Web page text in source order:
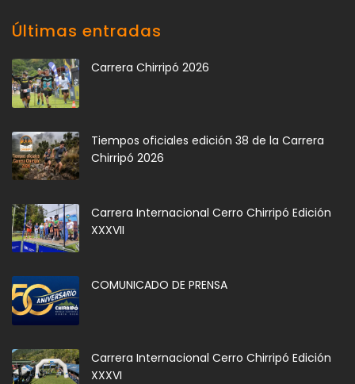
Últimas entradas
Carrera Chirripó 2026
Tiempos oficiales edición 38 de la Carrera
Chirripó 2026
Carrera Internacional Cerro Chirripó Edición
XXXVII
COMUNICADO DE PRENSA
Carrera Internacional Cerro Chirripó Edición
XXXVI